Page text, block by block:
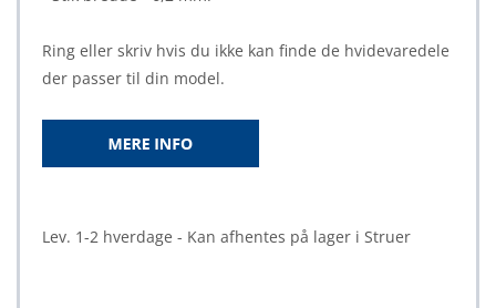
Ring eller skriv hvis du ikke kan finde de hvidevaredele
der passer til din model.
Lev. 1-2 hverdage - Kan afhentes på lager i Struer